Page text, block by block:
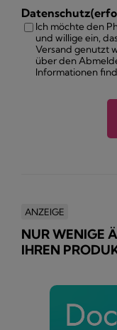
Datenschutz
Ich möchte den
und willige ein,
Versand genutzt
über den
Informationen
ANZEIGE
NUR WENIGE
IHREN